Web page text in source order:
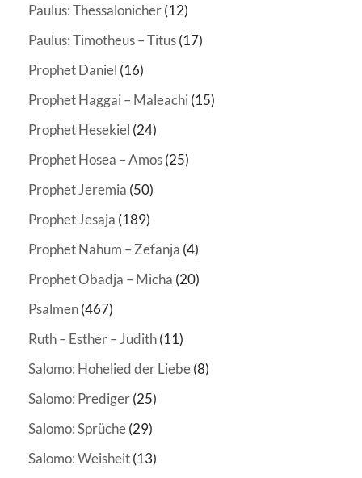
Paulus: Thessalonicher(12)
Paulus: Timotheus – Titus(17)
Prophet Daniel (16)
Prophet Haggai – Maleachi (15)
Prophet Hesekiel (24)
Prophet Hosea – Amos(25)
Prophet Jeremia (50)
Prophet Jesaja (189)
Prophet Nahum – Zefanja (4)
Prophet Obadja – Micha (20)
Psalmen(467)
Ruth – Esther – Judith(11)
Salomo: Hohelied der Liebe(8)
Salomo: Prediger(25)
Salomo: Sprüche(29)
Salomo: Weisheit(13)